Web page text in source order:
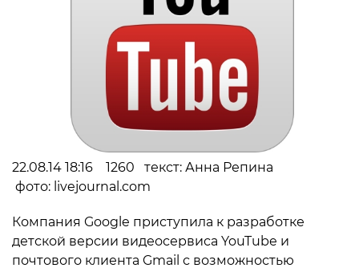
22.08.14 18:16 1260 текст: Анна Репина
фото: livejournal.com
Компания Google приступила к разработке
детской версии видеосервиса YouTube и
почтового клиента Gmail с возможностью